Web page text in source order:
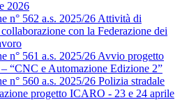
2026
n° 562 a.s. 2025/26 Attività di
con la Federazione dei
n° 561 a.s. 2025/26 Avvio progetto
“CNC e Automazione Edizione 2”
n° 560 a.s. 2025/26 Polizia stradale
progetto ICARO - 23 e 24 aprile